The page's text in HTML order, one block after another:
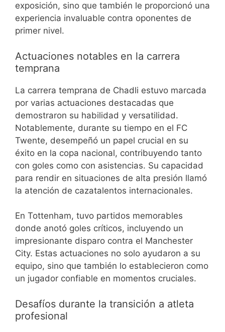
exposición, sino que también le proporcionó una
experiencia invaluable contra oponentes de
primer nivel.
Actuaciones notables en la carrera
temprana
La carrera temprana de Chadli estuvo marcada
por varias actuaciones destacadas que
demostraron su habilidad y versatilidad.
Notablemente, durante su tiempo en el FC
Twente, desempeñó un papel crucial en su
éxito en la copa nacional, contribuyendo tanto
con goles como con asistencias. Su capacidad
para rendir en situaciones de alta presión llamó
la atención de cazatalentos internacionales.
En Tottenham, tuvo partidos memorables
donde anotó goles críticos, incluyendo un
impresionante disparo contra el Manchester
City. Estas actuaciones no solo ayudaron a su
equipo, sino que también lo establecieron como
un jugador confiable en momentos cruciales.
Desafíos durante la transición a atleta
profesional